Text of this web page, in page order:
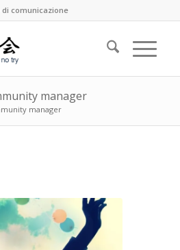
di comunicazione
manager
manager